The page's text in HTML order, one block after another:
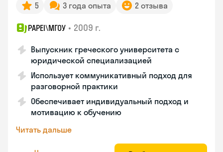
5 3 года опыта 2 отзыва
PAPEI\MГОУ • 2009 г.
Выпускник греческого университета с
юридической специализацией
Использует коммуникативный подход для
разговорной практики
Обеспечивает индивидуальный подход и
мотивацию к обучению
Читать дальше